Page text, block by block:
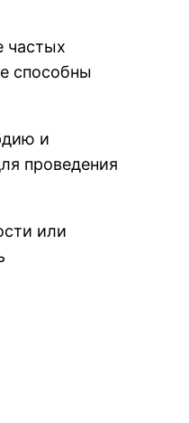
частых
способны
и
проведения
или